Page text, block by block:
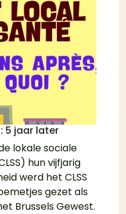
5 jaar later
lokale sociale
hun vijfjarig
werd het CLSS
gezet als
Brussels Gewest.